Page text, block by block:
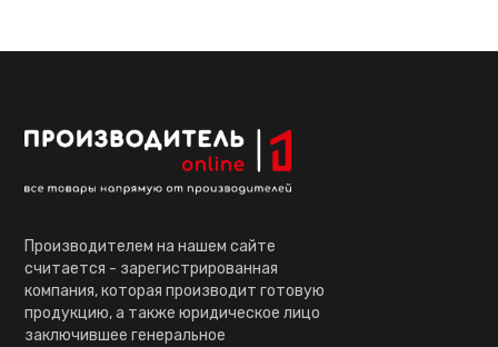
Производителем на нашем сайте
считается - зарегистрированная
компания, которая производит готовую
продукцию, а также юридическое лицо
заключившее генеральное